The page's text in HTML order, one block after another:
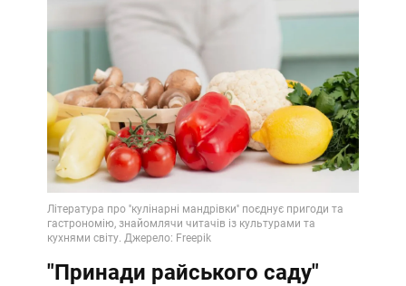
"Принади райського саду"